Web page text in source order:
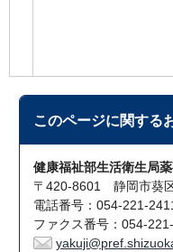
このページに関する
健康福祉部生活衛生局
〒420-8601 静岡市葵
電話番号：054-221-
ファクス番号：054-